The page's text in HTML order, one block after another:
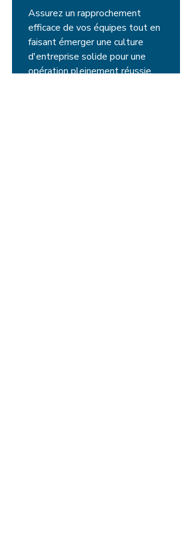
Assurez un rapprochement
efficace de vos équipes tout en
faisant émerger une culture
d'entreprise solide pour une
opération pleinement réussie.